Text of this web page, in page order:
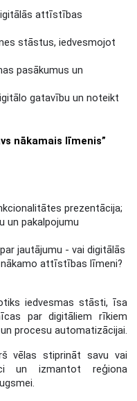
attīstības
stāstus, iedvesmojot
pasākumus un
gatavību un noteikt
nākamais līmenis”
prezentācija;
un pakalpojumu
jautājumu - vai digitālās
attīstības līmeni?
iedvesmas stāsti, īsa
par digitāliem rīkiem
procesu automatizācijai.
vēlas stiprināt savu vai
un izmantot reģiona